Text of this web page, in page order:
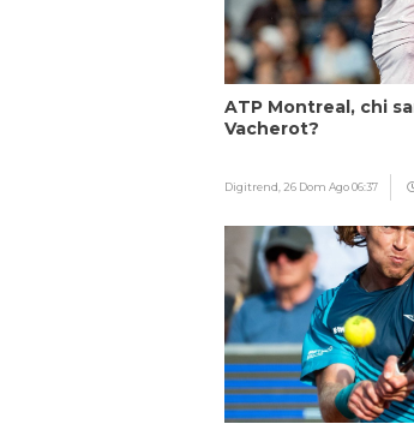
ATP Montreal, chi
Vacherot?
Digitrend, 26 Dom Ago 06:37